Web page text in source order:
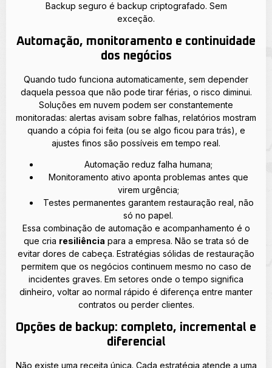
Backup seguro é backup criptografado. Sem
exceção.
Automação, monitoramento e continuidade
dos negócios
Quando tudo funciona automaticamente, sem depender
daquela pessoa que não pode tirar férias, o risco diminui.
Soluções em nuvem podem ser constantemente
monitoradas: alertas avisam sobre falhas, relatórios mostram
quando a cópia foi feita (ou se algo ficou para trás), e
ajustes finos são possíveis em tempo real.
Automação reduz falha humana;
Monitoramento ativo aponta problemas antes que
virem urgência;
Testes permanentes garantem restauração real, não
só no papel.
Essa combinação de automação e acompanhamento é o
que cria resiliência para a empresa. Não se trata só de
evitar dores de cabeça. Estratégias sólidas de restauração
permitem que os negócios continuem mesmo no caso de
incidentes graves. Em setores onde o tempo significa
dinheiro, voltar ao normal rápido é diferença entre manter
contratos ou perder clientes.
Opções de backup: completo, incremental e
diferencial
Não existe uma receita única. Cada estratégia atende a uma